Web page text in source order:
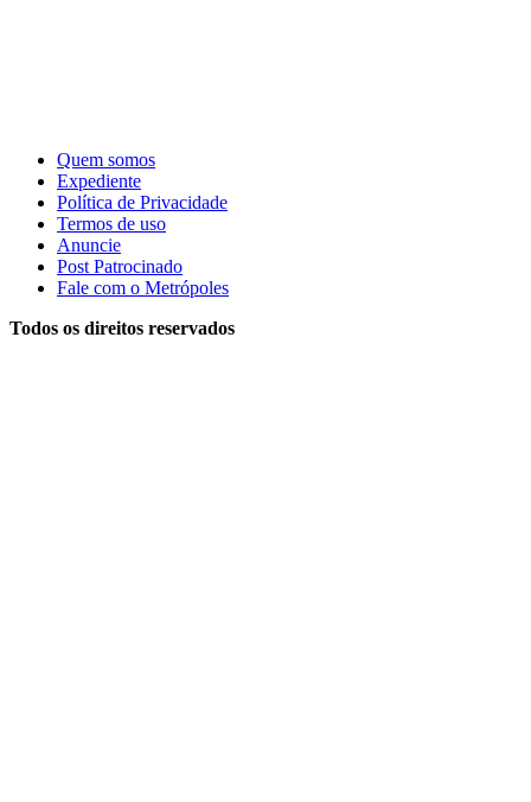
Quem somos
Expediente
Política de Privacidade
Termos de uso
Anuncie
Post Patrocinado
Fale com o Metrópoles
Todos os direitos reservados